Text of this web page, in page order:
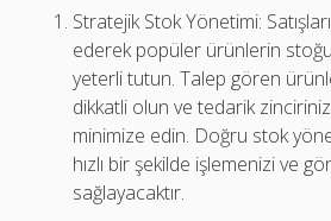
Stratejik Stok Yönetimi:
ederek popüler ürünlerin
yeterli tutun. Talep gören
dikkatli olun ve tedarik
minimize edin. Doğru stok
hızlı bir şekilde işlemenizi ve
sağlayacaktır.